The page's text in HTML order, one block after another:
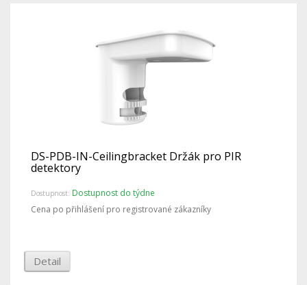
DS-PDB-IN-Ceilingbracket Držák pro PIR
detektory
Dostupnost: Dostupnost do týdne
Cena po přihlášení pro registrované zákazníky
Detail